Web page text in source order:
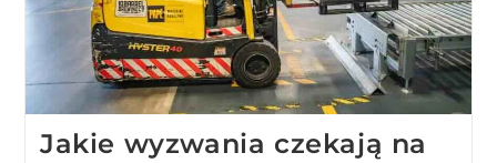
Jakie wyzwania czekają na